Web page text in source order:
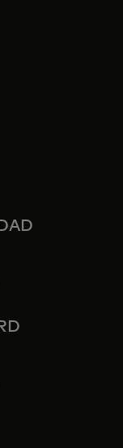
pestaña nueva
abre en una pestaña
pestaña nueva
en una pestaña